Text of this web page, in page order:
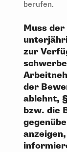
berufen.
Muss
zur
der
ablehnt,
bzw. die